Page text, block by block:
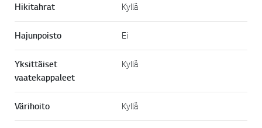
Hikitahrat Kyllä
Hajunpoisto Ei
Yksittäiset
vaatekappaleet
Kyllä
Värihoito Kyllä